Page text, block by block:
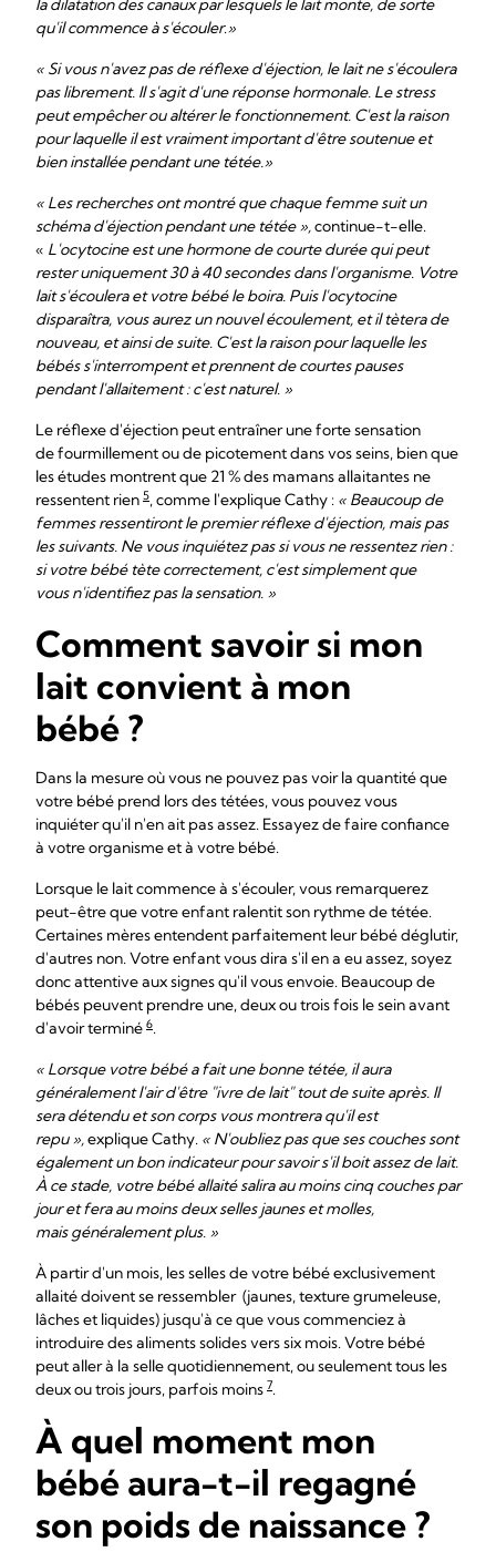
la dilatation des canaux par lesquels le lait monte, de sorte
qu'il commence à s'écouler.»
« Si vous n'avez pas de réflexe d'éjection, le lait ne s'écoulera
pas librement. Il s'agit d'une réponse hormonale. Le stress
peut empêcher ou altérer le fonctionnement. C'est la raison
pour laquelle il est vraiment important d'être soutenue et
bien installée pendant une tétée.»
« Les recherches ont montré que chaque femme suit un
schéma d'éjection pendant une tétée »,continue-t-elle.
« L'ocytocine est une hormone de courte durée qui peut
rester uniquement 30 à 40 secondes dans l'organisme. Votre
lait s'écoulera et votre bébé le boira. Puis l'ocytocine
disparaîtra, vous aurez un nouvel écoulement, et il tètera de
nouveau, et ainsi de suite. C'est la raison pour laquelle les
bébés s'interrompent et prennent de courtes pauses
pendant l'allaitement : c'est naturel. »
Le réflexe d'éjection peut entraîner une forte sensation
de fourmillement ou de picotement dans vos seins, bien que
les études montrent que 21 % des mamans allaitantes ne
ressentent rien 5, comme l'explique Cathy : « Beaucoup de
femmes ressentiront le premier réflexe d'éjection, mais pas
les suivants. Ne vous inquiétez pas si vous ne ressentez rien :
si votre bébé tète correctement, c'est simplement que
vous n'identifiez pas la sensation. »
Comment savoir si mon
lait convient à mon
bébé ?
Dans la mesure où vous ne pouvez pas voir la quantité que
votre bébé prend lors des tétées, vous pouvez vous
inquiéter qu'il n'en ait pas assez. Essayez de faire confiance
à votre organisme et à votre bébé.
Lorsque le lait commence à s'écouler, vous remarquerez
peut-être que votre enfant ralentit son rythme de tétée.
Certaines mères entendent parfaitement leur bébé déglutir,
d'autres non. Votre enfant vous dira s'il en a eu assez, soyez
donc attentive aux signes qu'il vous envoie. Beaucoup de
bébés peuvent prendre une, deux ou trois fois le sein avant
d'avoir terminé 6.
« Lorsque votre bébé a fait une bonne tétée, il aura
généralement l'air d'être "ivre de lait" tout de suite après. Il
sera détendu et son corps vous montrera qu'il est
repu »,explique Cathy. « N'oubliez pas que ses couches sont
également un bon indicateur pour savoir s'il boit assez de lait.
À ce stade, votre bébé allaité salira au moins cinq couches par
jour et fera au moins deux selles jaunes et molles,
mais généralement plus. »
À partir d'un mois, les selles de votre bébé exclusivement
allaité doivent se ressembler (jaunes, texture grumeleuse,
lâches et liquides) jusqu'à ce que vous commenciez à
introduire des aliments solides vers six mois. Votre bébé
peut aller à la selle quotidiennement, ou seulement tous les
deux ou trois jours, parfois moins 7.
À quel moment mon
bébé aura-t-il regagné
son poids de naissance ?